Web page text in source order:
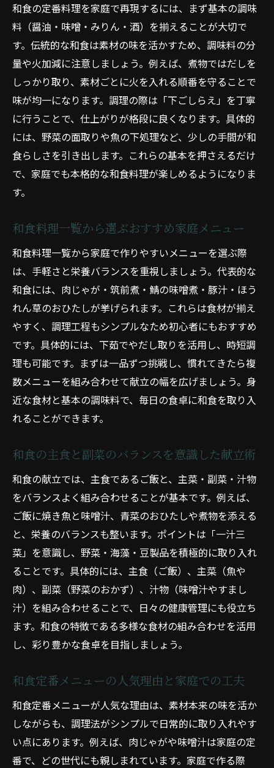
和食ならではの季節感ある料理の楽しみ方
和食レシピ人気ランキングから旬メニュー
選び
和食と食材選びの関係と家庭での実践例
和食料理で味わう四季折々の美味しさ
手軽に作れる人気和食メニューの選び方
簡単に作れる和食料理の選び方とポイント
和食おかずレシピ人気を家庭で活かすコツ
和食レシピ人気クックパッド1位から選ぶ理
法
和食肉料理一覧から選ぶおすすめメイン
家庭料理としての和食の魅力再発見
和食といえば家庭料理に根付く伝統の味
家庭料理における和食の健康的な魅力紹介
和食料理の基本を家庭で再発見するヒント
和食人気メニューが家庭に与える影響
和食料理一覧を活用した家庭の献立例
和食を味わうための簡単調理ポイント集
和食料理を美味しく仕上げる調理のコツ
和食レシピ人気から学ぶ時短テクニック
家庭で役立つ和食の基本調理法まとめ
和食定番メニューを失敗しない調理法とは
忙しい日におすすめの和食おかずレシピ
忙しい日でも和食料理を手軽に作る方法
和食おかずレシピ人気の時短バリエーショ
ン
和食肉料理メインで満足度の高い献立提案
和食定番おかずを活かした時短レシピ集
和食レシピ人気から選ぶ簡単おかず特集
和食の定番料理を家庭で再現するには、まず基本の調味
料（醤油・味噌・みりん・酒）を揃えることが大切で
す。伝統的な和食は素材の味を活かすため、調味料の分
量や火加減に注意しましょう。例えば、煮物ではだしを
しっかり取り、素材ごとに火を入れる順番を守ることで
味が均一になります。調理の際は「下ごしらえ」を丁寧
に行うことで、仕上がりが格段に良くなります。具体的
には、野菜の面取りや魚の下処理など、少しの手間が和
食らしさを引き出します。これらの基本を押さえるだけ
で、家庭でも本格的な和食料理が楽しめるようになりま
す。
和食料理一覧から選ぶおすすめ家庭メニュー
和食料理一覧から家庭で作りやすいメニューを選ぶ際
は、手軽さと栄養バランスを重視しましょう。代表的な
和食には、肉じゃが・筑前煮・鯖の味噌煮・豚汁・ほう
れん草のおひたしが挙げられます。これらは食材が揃え
やすく、調理工程もシンプルなため初心者にもおすすめ
です。具体的には、下茹でやだし取りを活用し、時短調
理も可能です。まずは一品ずつ挑戦し、慣れてきたら複
数メニューを組み合わせて献立の幅を広げましょう。身
近な食材と基本の調味料で、毎日の食卓に和食を取り入
れることができます。
和食の主食と副菜のバランスを意識した献立術
和食の献立では、主食であるご飯と、主菜・副菜・汁物
をバランスよく組み合わせることが基本です。例えば、
ご飯に焼き魚と味噌汁、青菜のおひたしや煮物を添える
と、栄養のバランスも整います。ポイントは「一汁三
菜」を意識し、野菜・海藻・豆製品を積極的に取り入れ
ることです。具体的には、主食（ご飯）、主菜（魚や
肉）、副菜（野菜のおかず）、汁物（味噌汁やすまし
汁）を組み合わせることで、日々の健康管理にも役立ち
ます。和食の特徴である多様な食材の組み合わせを活用
し、彩り豊かな食卓を目指しましょう。
和食定番メニューの人気理由と家庭での工夫
和食定番メニューが人気な理由は、素材本来の味を活か
しながらも、調理法がシンプルで日常的に取り入れやす
い点にあります。例えば、肉じゃがや味噌汁は家庭の定
番で、どの世代にも親しまれています。家庭で作る際